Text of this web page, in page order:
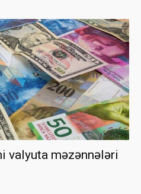
valyuta məzənnələri